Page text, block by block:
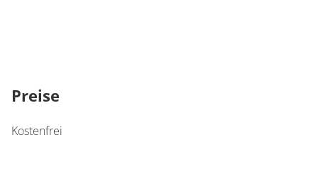
Preise
Kostenfrei